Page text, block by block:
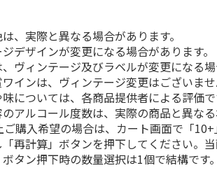
、実際と異なる場合があります。
デザインが変更になる場合があります。
ヴィンテージ及びラベルが変更になる
ワインは、ヴィンテージ変更はございませ
については、各商品提供者による評価で
アルコール度数は、実際の商品と異なる
購入希望の場合は、カート画面で「
再計算」ボタンを押下してください。
タン押下時の数量選択は1個で結構です。